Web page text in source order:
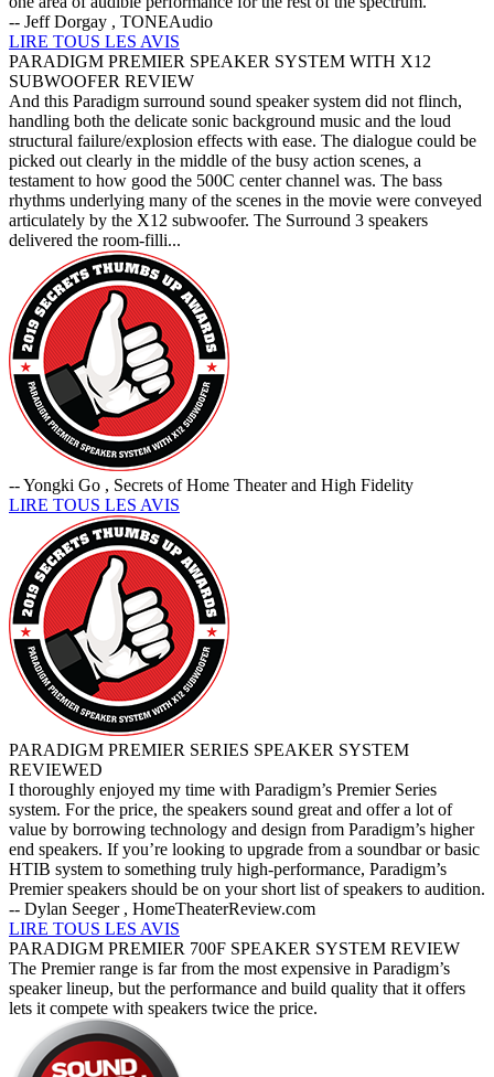
-- Jeff Dorgay , TONEAudio
LIRE TOUS LES AVIS
PARADIGM PREMIER SPEAKER SYSTEM WITH X12
SUBWOOFER REVIEW
And this Paradigm surround sound speaker system did not flinch,
handling both the delicate sonic background music and the loud
structural failure/explosion effects with ease. The dialogue could be
picked out clearly in the middle of the busy action scenes, a
testament to how good the 500C center channel was. The bass
rhythms underlying many of the scenes in the movie were conveyed
articulately by the X12 subwoofer. The Surround 3 speakers
delivered the room-filli...
-- Yongki Go , Secrets of Home Theater and High Fidelity
LIRE TOUS LES AVIS
PARADIGM PREMIER SERIES SPEAKER SYSTEM
REVIEWED
I thoroughly enjoyed my time with Paradigm’s Premier Series
system. For the price, the speakers sound great and offer a lot of
value by borrowing technology and design from Paradigm’s higher
end speakers. If you’re looking to upgrade from a soundbar or basic
HTIB system to something truly high-performance, Paradigm’s
Premier speakers should be on your short list of speakers to audition.
-- Dylan Seeger , HomeTheaterReview.com
LIRE TOUS LES AVIS
PARADIGM PREMIER 700F SPEAKER SYSTEM REVIEW
The Premier range is far from the most expensive in Paradigm’s
speaker lineup, but the performance and build quality that it offers
lets it compete with speakers twice the price.